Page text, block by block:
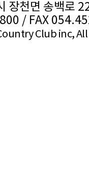
장천면 송백로
/ FAX
Club inc,